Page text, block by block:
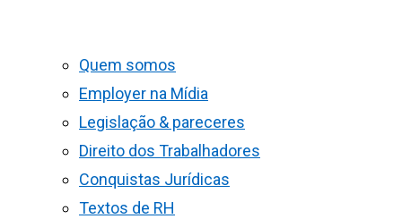
Quem somos
Employer na Mídia
Legislação & pareceres
Direito dos Trabalhadores
Conquistas Jurídicas
Textos de RH